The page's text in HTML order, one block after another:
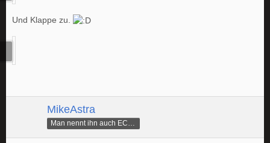
Und Klappe zu.
MikeAstra
Man nennt ihn auch ECAMike